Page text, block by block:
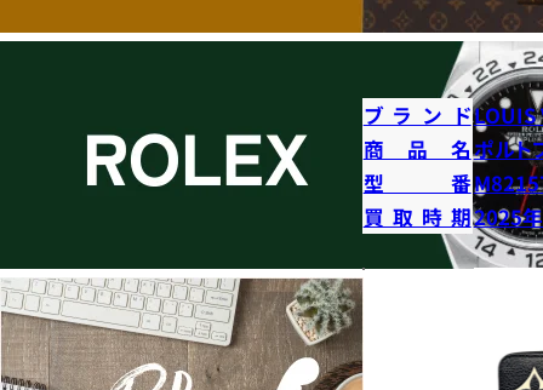
ブランドLOUIS
商品名ポルト
型番
買取時期2025